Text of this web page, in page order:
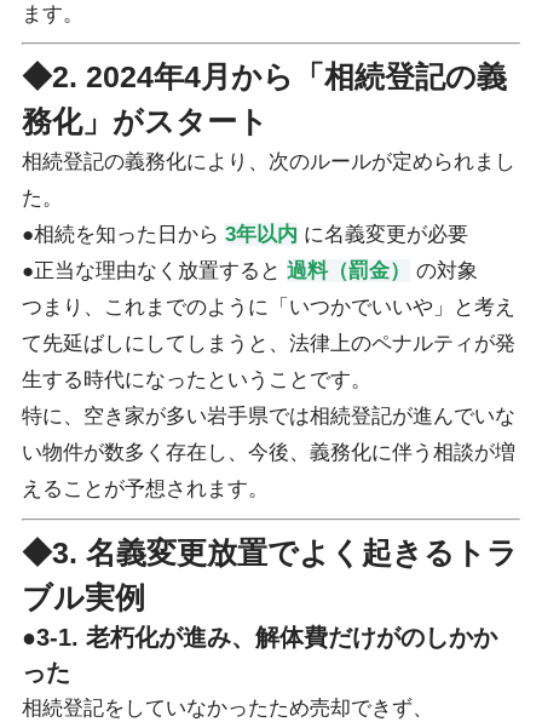
ます。
◆2. 2024年4月から「相続登記の義
務化」がスタート
相続登記の義務化により、次のルールが定められまし
た。
●相続を知った日から 3年以内 に名義変更が必要
●正当な理由なく放置すると 過料（罰金）
の対象
つまり、これまでのように「いつかでいいや」と考え
て先延ばしにしてしまうと、法律上のペナルティが発
生する時代になったということです。
特に、空き家が多い岩手県では相続登記が進んでいな
い物件が数多く存在し、今後、義務化に伴う相談が増
えることが予想されます。
◆3. 名義変更放置でよく起きるトラ
ブル実例
●3-1. 老朽化が進み、解体費だけがのしかか
った
相続登記をしていなかったため売却できず、